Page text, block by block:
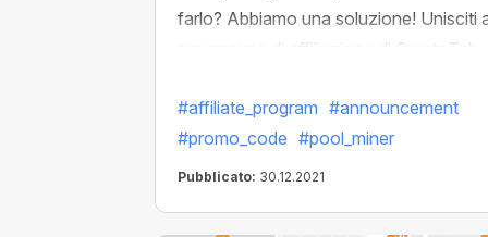
farlo? Abbiamo una soluzione! Unisciti
programma di affiliazione di CryptoTab
promozionale speciale con altri utenti e
ottieni la percentuale del loro profitto
minerario. Aumenta di livello i tuoi
#affiliate_program #announcement
#promo_code #pool_miner
Pubblicato: 30.12.2021